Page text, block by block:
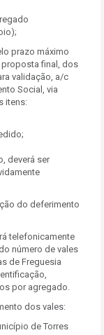
prazo máximo
final, dos
validação, a/c
Social, via
itens:
deverá ser
do deferimento
telefonicamente
número de vales
de Freguesia
por agregado.
dos vales:
de Torres